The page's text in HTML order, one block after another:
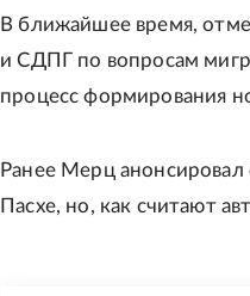
В ближайшее время,
и СДПГ по вопросам
процесс формирования
Ранее Мерц анонсировал
Пасхе, но, как считают